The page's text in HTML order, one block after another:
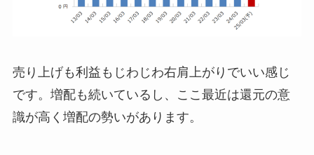
売り上げも利益もじわじわ右肩上がりでいい感じ
です。増配も続いているし、ここ最近は還元の意
識が高く増配の勢いがあります。